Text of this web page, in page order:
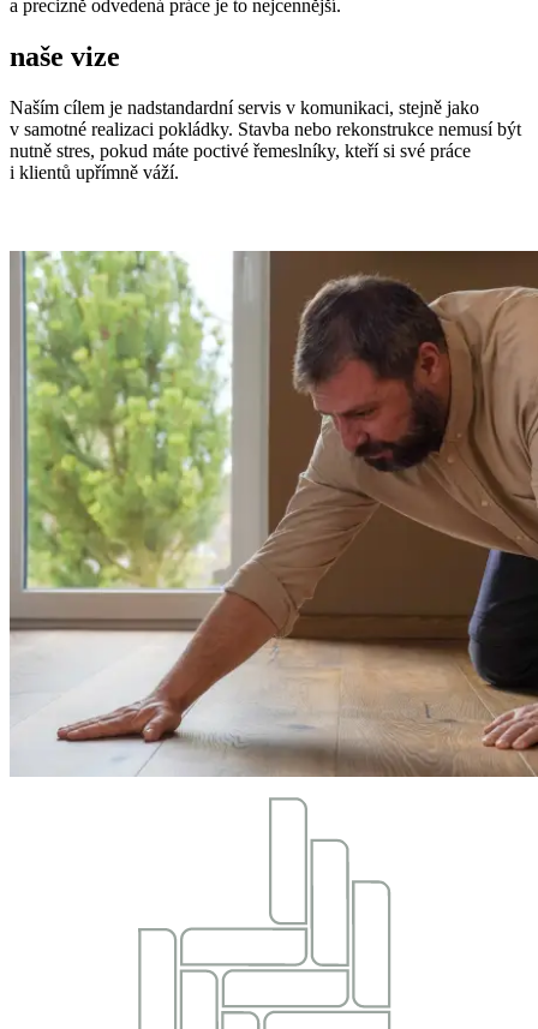
a precizně odvedená práce je to nejcennější.
naše vize
Naším cílem je nadstandardní servis v komunikaci, stejně jako
v samotné realizaci pokládky. Stavba nebo rekonstrukce nemusí být
nutně stres, pokud máte poctivé řemeslníky, kteří si své práce
i klientů upřímně váží.